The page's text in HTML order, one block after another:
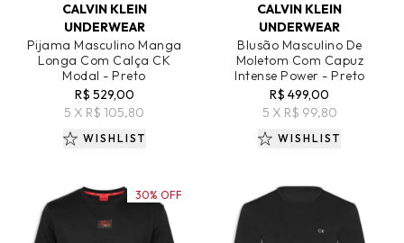
CALVIN KLEIN
UNDERWEAR
Pijama Masculino Manga
Longa Com Calça CK
Modal - Preto
R$ 529,00
5 X R$ 105,80
WISHLIST
CALVIN KLEIN
UNDERWEAR
Blusão Masculino De
Moletom Com Capuz
Intense Power - Preto
R$ 499,00
5 X R$ 99,80
WISHLIST
30% OFF